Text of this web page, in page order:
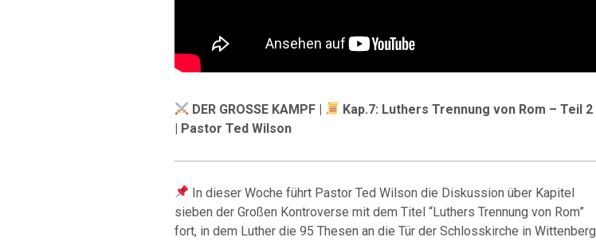
DER GROSSE KAMPF |
Kap.7: Luthers Trennung von Rom – Teil 2
| Pastor Ted Wilson
In dieser Woche führt Pastor Ted Wilson die Diskussion über Kapitel
sieben der Großen Kontroverse mit dem Titel “Luthers Trennung von Rom”
fort, in dem Luther die 95 Thesen an die Tür der Schlosskirche in Wittenberg